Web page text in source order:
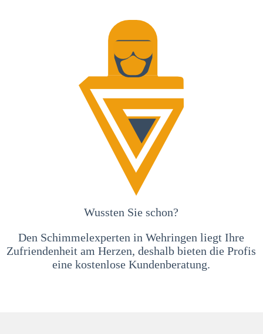
Wussten Sie schon?
Den Schimmelexperten in Wehringen liegt Ihre
Zufriendenheit am Herzen, deshalb bieten die Profis
eine kostenlose Kundenberatung.